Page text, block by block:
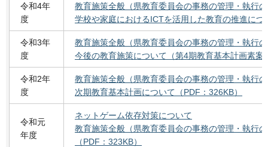
令和4年
度
教育施策全般（県教育委員会の事務の管理・執行
学校や家庭におけるICTを活用した教育の推進につ
令和3年
度
教育施策全般（県教育委員会の事務の管理・執行
今後の教育施策について（第4期教育基本計画素案
令和2年
度
教育施策全般（県教育委員会の事務の管理・執行
次期教育基本計画について（PDF：326KB）
令和元
年度
ネットゲーム依存対策について
教育施策全般（県教育委員会の事務の管理・執行
（PDF：323KB）